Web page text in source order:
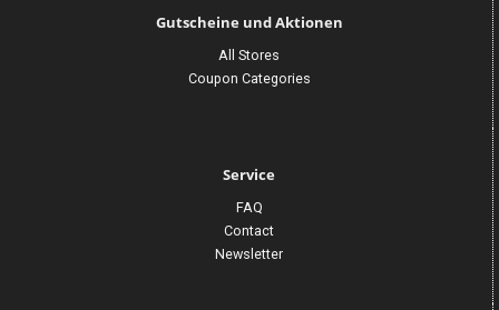
Gutscheine und Aktionen
All Stores
Coupon Categories
Service
FAQ
Contact
Newsletter